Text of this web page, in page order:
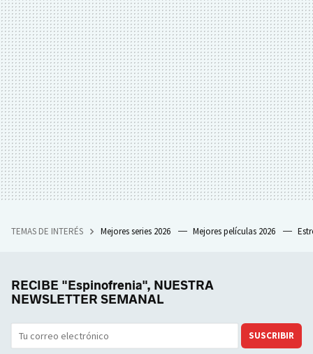
TEMAS DE INTERÉS Mejores series 2026 Mejores películas 2026
RECIBE "Espinofrenia", NUESTRA
NEWSLETTER SEMANAL
SUSCRIBIR